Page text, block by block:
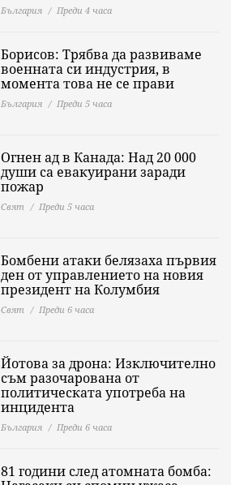
България Преди 4 часа
Борисов: Трябва да развиваме
военната си индустрия, в
момента това не се прави
България Преди 5 часа
Огнен ад в Канада: Над 20 000
души са евакуирани заради
пожар
Свят Преди 5 часа
Бомбени атаки белязаха първия
ден от управлението на новия
президент на Колумбия
Свят Преди 6 часа
Йотова за дрона: Изключително
съм разочарована от
политическата употреба на
инцидента
България Преди 6 часа
81 години след атомната бомба: